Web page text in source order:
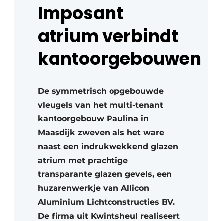
Imposant
atrium verbindt
kantoorgebouwen
De symmetrisch opgebouwde
vleugels van het multi-tenant
kantoorgebouw Paulina in
Maasdijk zweven als het ware
naast een indrukwekkend glazen
atrium met prachtige
transparante glazen gevels, een
huzarenwerkje van Allicon
Aluminium Lichtconstructies BV.
De firma uit Kwintsheul realiseert